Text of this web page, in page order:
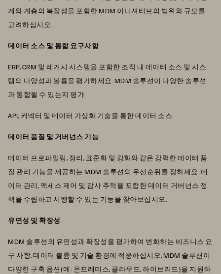
계와 계층의 복잡성을 포함한 MDM 이니셔티브의 범위와 규모를
고려하십시오.
데이터 소스 및 통합 요구사항
ERP, CRM 및 레거시 시스템을 포함한 조직 내 데이터 소스 및 시스
템의 다양성과 볼륨을 평가하세요. MDM 솔루션이 다양한 솔루션
과 통합될 수 있는지 평가
API, 커넥터 및 데이터 가상화 기술을 통한 데이터 소스
데이터 품질 및 거버넌스 기능
데이터 프로파일링, 정리, 표준화 및 강화와 같은 강력한 데이터 품
질 관리 기능을 제공하는 MDM 솔루션의 우선순위를 정하세요. 데
이터 관리, 액세스 제어 및 감사 추적을 포함한 데이터 거버넌스 정
책을 수립하고 시행할 수 있는 기능을 찾아보십시오.
유연성 및 확장성
MDM 솔루션의 유연성과 확장성을 평가하여 변화하는 비즈니스 요
구 사항, 데이터 볼륨 및 기술 환경에 적응하십시오. MDM 솔루션이
다양한 구축 옵션(예: 온프레미스, 클라우드, 하이브리드)을 지원하